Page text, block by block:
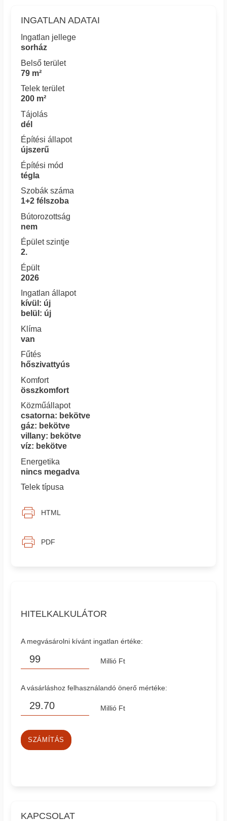
HITELKALKULÁTOR
A megvásárolni kívánt ingatlan értéke:
Millió Ft
A vásárláshoz felhasználandó önerő mértéke:
Millió Ft
SZÁMÍTÁS
KAPCSOLAT
INGATLAN ADATAI
Ingatlan jellege
sorház
Belső terület
79 m²
Telek terület
200 m²
Tájolás
dél
Építési állapot
újszerű
Építési mód
tégla
Szobák száma
1+2 félszoba
Bútorozottság
nem
Épület szintje
2.
Épült
2026
Ingatlan állapot
kívül: új
belül: új
Klíma
van
Fűtés
hőszivattyús
Komfort
összkomfort
Közműállapot
csatorna: bekötve
gáz: bekötve
villany: bekötve
víz: bekötve
Energetika
nincs megadva
Telek típusa
HTML
PDF